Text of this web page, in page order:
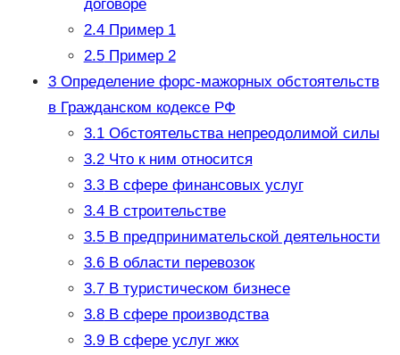
договоре
2.4Пример 1
2.5Пример 2
3Определение форс-мажорных обстоятельств
в Гражданском кодексе РФ
3.1Обстоятельства непреодолимой силы
3.2Что к ним относится
3.3В сфере финансовых услуг
3.4В строительстве
3.5В предпринимательской деятельности
3.6В области перевозок
3.7В туристическом бизнесе
3.8В сфере производства
3.9В сфере услуг жкх